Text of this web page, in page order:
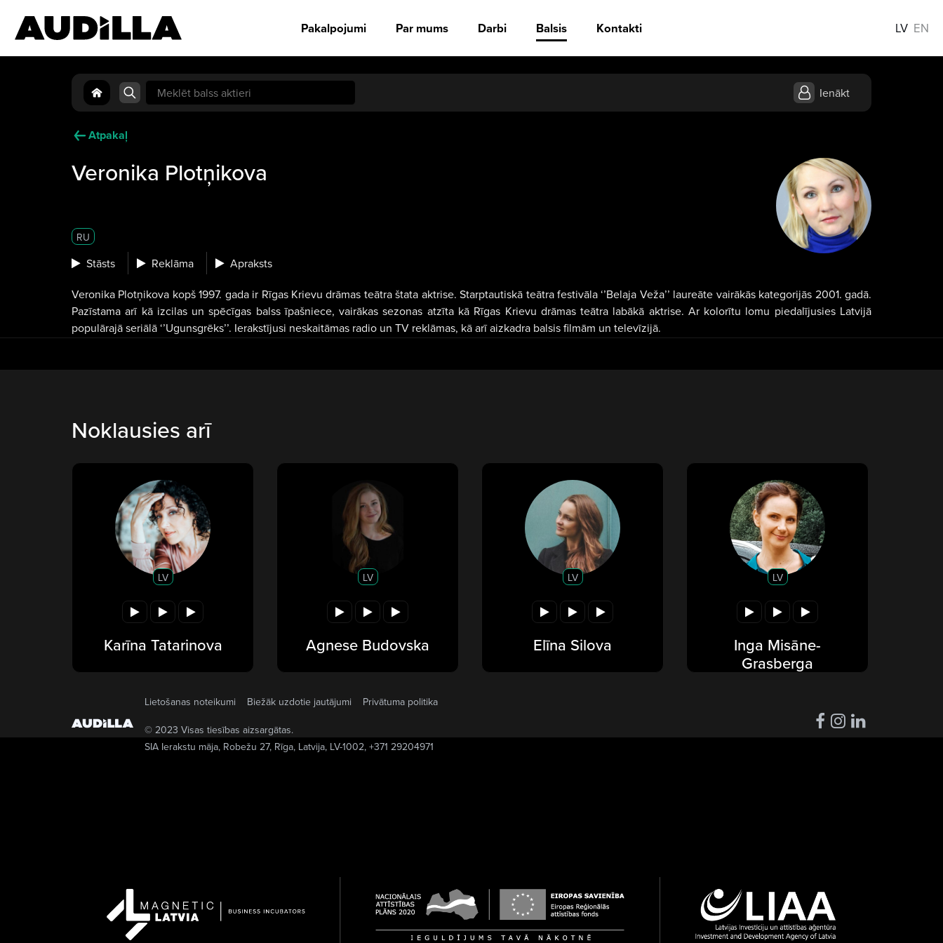
Pakalpojumi Par mums Darbi Balsis Kontakti LV EN
Search
for:
Ienākt
Atpakaļ
Veronika Plotņikova
RU
Stāsts Reklāma Apraksts
Veronika Plotņikova kopš 1997. gada ir Rīgas Krievu drāmas teātra štata aktrise. Starptautiskā teātra festivāla ‘’Belaja Veža’’ laureāte vairākās kategorijās 2001. gadā.
Pazīstama arī kā izcilas un spēcīgas balss īpašniece, vairākas sezonas atzīta kā Rīgas Krievu drāmas teātra labākā aktrise. Ar kolorītu lomu piedalījusies Latvijā
populārajā seriālā ‘’Ugunsgrēks’’. Ierakstījusi neskaitāmas radio un TV reklāmas, kā arī aizkadra balsis filmām un televīzijā.
Noklausies arī
LV
Karīna Tatarinova
LV
Agnese Budovska
LV
Elīna Silova
LV
Inga Misāne-
Grasberga
Lietošanas noteikumi Biežāk uzdotie jautājumi
Privātuma politika
© 2023 Visas tiesības aizsargātas.
SIA Ierakstu māja, Robežu 27, Rīga, Latvija, LV-1002, +371 29204971